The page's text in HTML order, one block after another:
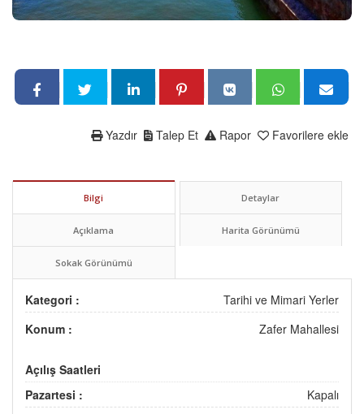
Favorilere ekle
Rapor
Talep Et
Yazdır
Bilgi Detaylar
Açıklama Harita Görünümü
Sokak Görünümü
Kategori :
Tarihi ve Mimari Yerler
Konum :
Zafer Mahallesi
Açılış Saatleri
Pazartesi :
Kapalı